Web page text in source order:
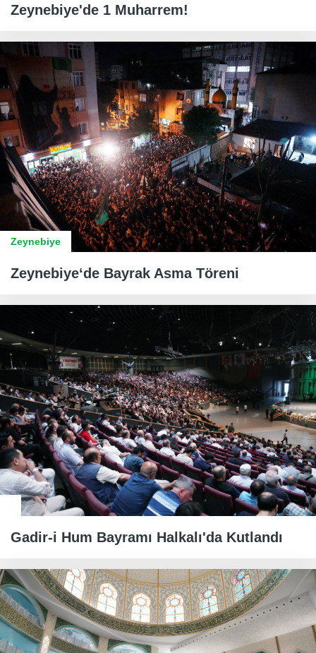
Zeynebiye'de 1 Muharrem!
Zeynebiye
Zeynebiye‘de Bayrak Asma Töreni
Gadir-i Hum Bayramı Halkalı'da Kutlandı